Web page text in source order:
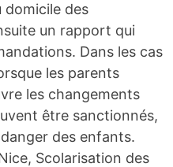
domicile des
un rapport qui
Dans les cas
les parents
les changements
être sanctionnés,
des enfants.
Scolarisation des